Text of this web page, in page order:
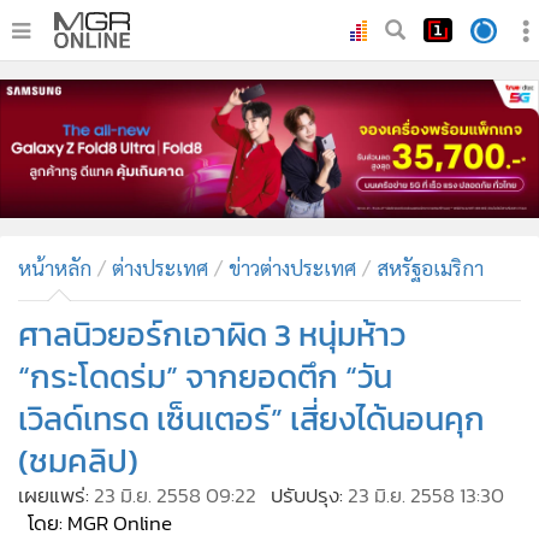
• หน้าหลัก
ทันเหตุการณ์
ภาคใต้
• ภูมิภาค
• บันเทิง
ผู้จัดการรายวัน
• คอลัมนิสต์
ละคร
• CbizReview
• Cyber BIZ
• ผู้จัดกวน
หน้าหลัก ต่างประเทศ ข่าวต่างประเทศ สหรัฐอเมริกา
ศาลนิวยอร์กเอาผิด 3 หนุ่มห้าว
“กระโดดร่ม” จากยอดตึก “วัน
เวิลด์เทรด เซ็นเตอร์” เสี่ยงได้นอนคุก
(ชมคลิป)
เผยแพร่: 23 มิ.ย. 2558 09:22 ปรับปรุง: 23 มิ.ย. 2558 13:30
โดย: MGR Online